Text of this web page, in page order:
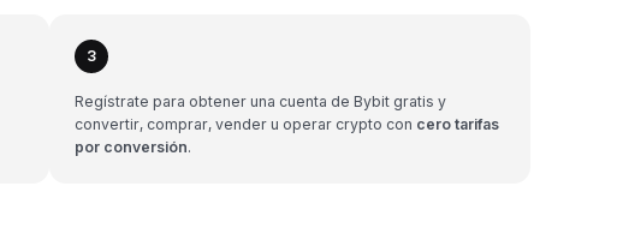
3
Regístrate para obtener una cuenta de Bybit gratis y
convertir, comprar, vender u operar crypto con cero tarifas
por conversión.